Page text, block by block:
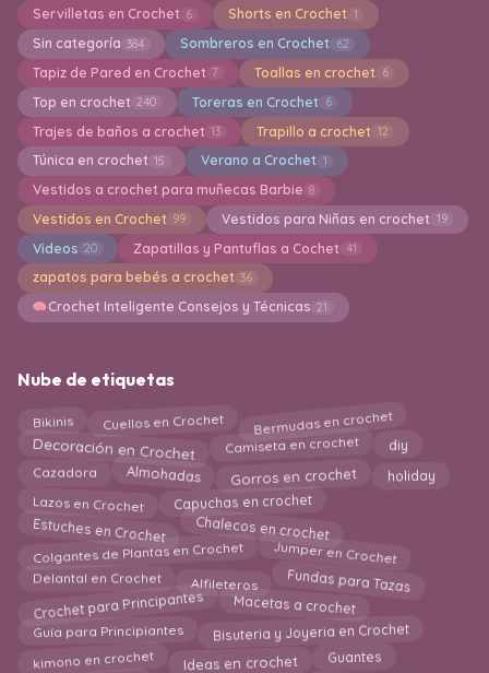
Servilletas en Crochet 6 Shorts en Crochet 1
Sin categoría 384 Sombreros en Crochet 62
Tapiz de Pared en Crochet 7 Toallas en crochet 6
Top en crochet 240 Toreras en Crochet 6
Trajes de baños a crochet 13 Trapillo a crochet 12
Túnica en crochet 15 Verano a Crochet 1
Vestidos a crochet para muñecas Barbie 8
Vestidos en Crochet 99 Vestidos para Niñas en crochet 19
Videos 20 Zapatillas y Pantuflas a Cochet 41
zapatos para bebés a crochet 36
Crochet Inteligente Consejos y Técnicas 21
Nube de etiquetas
Bikinis Cuellos en Crochet Bermudas en crochet
Decoración en Crochet Camiseta en crochet diy
Cazadora Almohadas Gorros en crochet holiday
Lazos en Crochet Capuchas en crochet
Estuches en Crochet Chalecos en crochet
Colgantes de Plantas en Crochet Jumper en Crochet
Delantal en Crochet Alfileteros Fundas para Tazas
Crochet para Principantes Macetas a crochet
Guía para Principiantes Bisuteria y Joyeria en Crochet
kimono en crochet Ideas en crochet Guantes